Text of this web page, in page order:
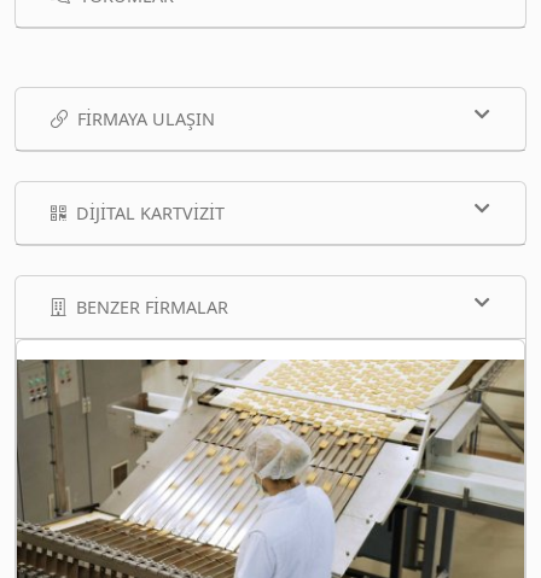
FIRMAYA ULAŞIN
DIJITAL KARTVIZIT
BENZER FIRMALAR